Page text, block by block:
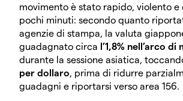
movimento è stato rapido, violento
pochi minuti: secondo quanto
agenzie di stampa, la valuta
guadagnato circa l’1,8% nell’arco di
durante la sessione asiatica,
per dollaro, prima di ridurre
guadagni e riportarsi verso area 156.